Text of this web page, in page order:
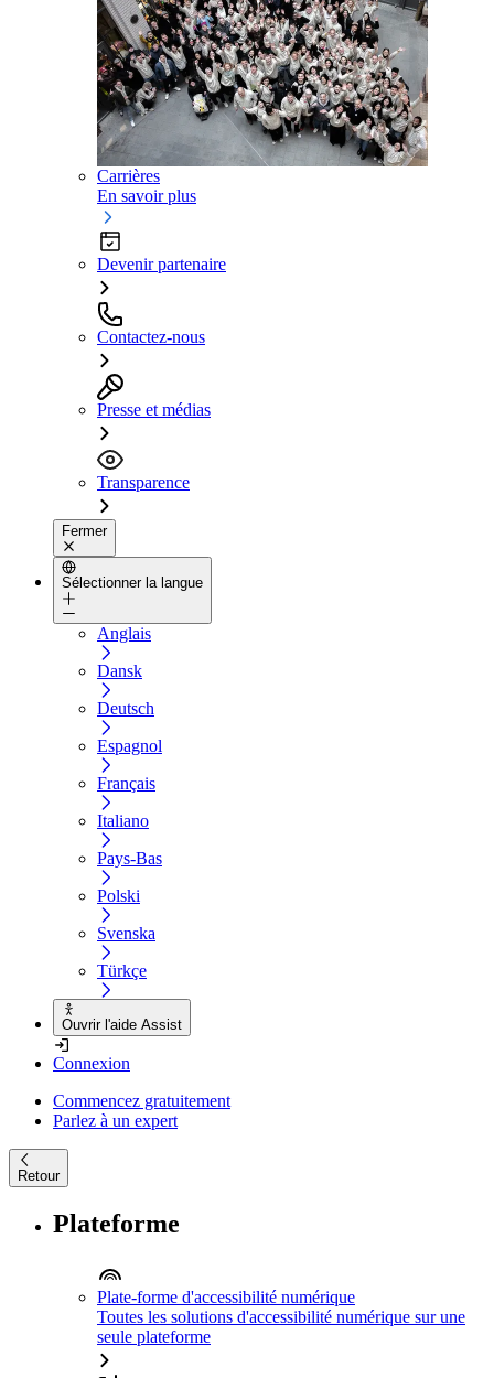
Carrières
En savoir plus
Devenir partenaire
Contactez-nous
Presse et médias
Transparence
Fermer
Sélectionner la langue
Anglais
Dansk
Deutsch
Espagnol
Français
Italiano
Pays-Bas
Polski
Svenska
Türkçe
Ouvrir l'aide Assist
Connexion
Commencez gratuitement
Parlez à un expert
Retour
Plateforme
Plate-forme d'accessibilité numérique
Toutes les solutions d'accessibilité numérique sur une
seule plateforme